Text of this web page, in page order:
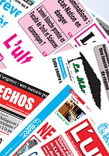
Croissance Saine
Environnement
04/05/2026